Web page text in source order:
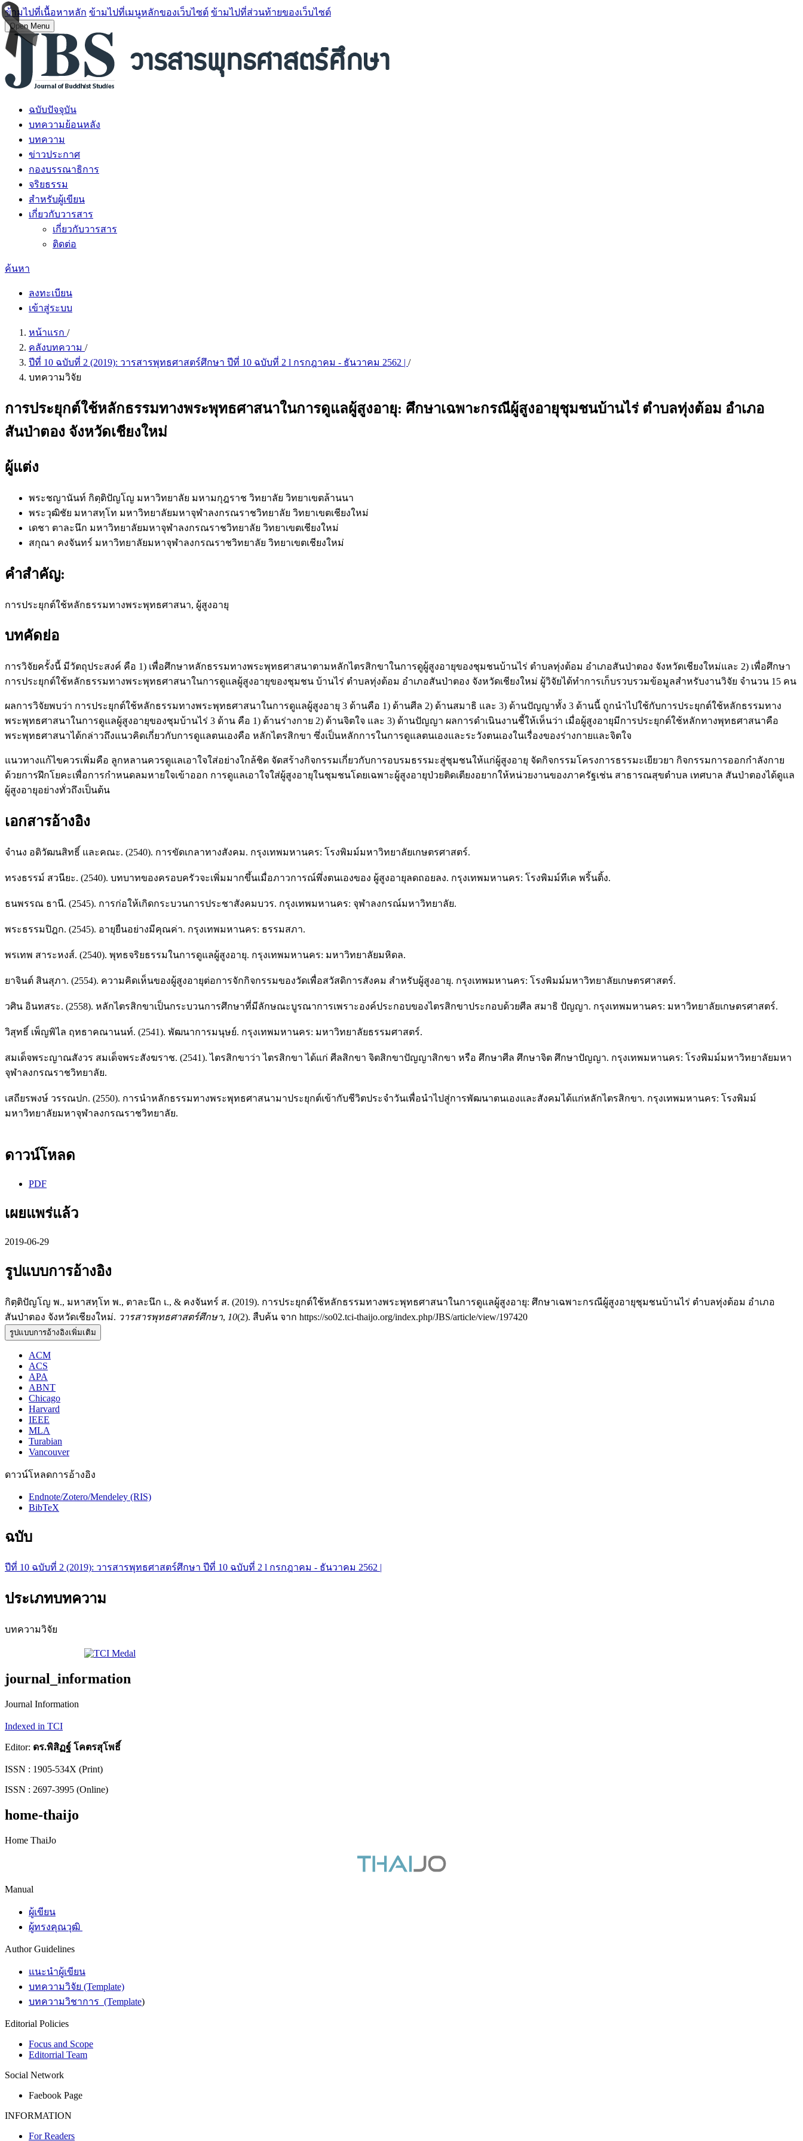
ข้ามไปที่เนื้อหาหลัก ข้ามไปที่เมนูหลักของเว็บไซต์ ข้ามไปที่ส่วนท้ายของเว็บไซต์
Open Menu
ฉบับปัจจุบัน
บทความย้อนหลัง
บทความ
ข่าวประกาศ
กองบรรณาธิการ
จริยธรรม
สำหรับผู้เขียน
เกี่ยวกับวารสาร
เกี่ยวกับวารสาร
ติดต่อ
ค้นหา
ลงทะเบียน
เข้าสู่ระบบ
หน้าแรก /
คลังบทความ /
ปีที่ 10 ฉบับที่ 2 (2019): วารสารพุทธศาสตร์ศึกษา ปีที่ 10 ฉบับที่ 2 l กรกฎาคม - ธันวาคม 2562 | /
บทความวิจัย
การประยุกต์ใช้หลักธรรมทางพระพุทธศาสนาในการดูแลผู้สูงอายุ: ศึกษาเฉพาะกรณีผู้สูงอายุชุมชนบ้านไร่ ตำบลทุ่งต้อม อำเภอ
สันป่าตอง จังหวัดเชียงใหม่
ผู้แต่ง
พระชญานันท์ กิตฺติปัญโญ มหาวิทยาลัย มหามกุฎราช วิทยาลัย วิทยาเขตล้านนา
พระวุฒิชัย มหาสทฺโท มหาวิทยาลัยมหาจุฬาลงกรณราชวิทยาลัย วิทยาเขตเชียงใหม่
เดชา ตาละนึก มหาวิทยาลัยมหาจุฬาลงกรณราชวิทยาลัย วิทยาเขตเชียงใหม่
สกุณา คงจันทร์ มหาวิทยาลัยมหาจุฬาลงกรณราชวิทยาลัย วิทยาเขตเชียงใหม่
คำสำคัญ:
การประยุกต์ใช้หลักธรรมทางพระพุทธศาสนา, ผู้สูงอายุ
บทคัดย่อ
การวิจัยครั้งนี้ มีวัตถุประสงค์ คือ 1) เพื่อศึกษาหลักธรรมทางพระพุทธศาสนาตามหลักไตรสิกขาในการดูผู้สูงอายุของชุมชนบ้านไร่ ตำบลทุ่งต้อม อำเภอสันป่าตอง จังหวัดเชียงใหม่และ 2) เพื่อศึกษา
การประยุกต์ใช้หลักธรรมทางพระพุทธศาสนาในการดูแลผู้สูงอายุของชุมชน บ้านไร่ ตำบลทุ่งต้อม อำเภอสันป่าตอง จังหวัดเชียงใหม่ ผู้วิจัยได้ทำการเก็บรวบรวมข้อมูลสำหรับงานวิจัย จำนวน 15 คน
ผลการวิจัยพบว่า การประยุกต์ใช้หลักธรรมทางพระพุทธศาสนาในการดูแลผู้สูงอายุ 3 ด้านคือ 1) ด้านศีล 2) ด้านสมาธิ และ 3) ด้านปัญญาทั้ง 3 ด้านนี้ ถูกนำไปใช้กับการประยุกต์ใช้หลักธรรมทาง
พระพุทธศาสนาในการดูแลผู้สูงอายุของชุมบ้านไร่ 3 ด้าน คือ 1) ด้านร่างกาย 2) ด้านจิตใจ และ 3) ด้านปัญญา ผลการดำเนินงานชี้ให้เห็นว่า เมื่อผู้สูงอายุมีการประยุกต์ใช้หลักทางพุทธศาสนาคือ
พระพุทธศาสนาได้กล่าวถึงแนวคิดเกี่ยวกับการดูแลตนเองคือ หลักไตรสิกขา ซึ่งเป็นหลักการในการดูแลตนเองและระวังตนเองในเรื่องของร่างกายและจิตใจ
แนวทางแก้ไขควรเพิ่มคือ ลูกหลานควรดูแลเอาใจใส่อย่างใกล้ชิด จัดสร้างกิจกรรมเกี่ยวกับการอบรมธรรมะสู่ชุมชนให้แก่ผู้สูงอายุ จัดกิจกรรมโครงการธรรมะเยียวยา กิจกรรมการออกกำลังกาย
ด้วยการฝึกโยคะเพื่อการกำหนดลมหายใจเข้าออก การดูแลเอาใจใส่ผู้สูงอายุในชุมชนโดยเฉพาะผู้สูงอายุป่วยติดเตียงอยากให้หน่วยงานของภาครัฐเช่น สาธารณสุขตำบล เทศบาล สันป่าตองได้ดูแล
ผู้สูงอายุอย่างทั่วถึงเป็นต้น
เอกสารอ้างอิง
จำนง อดิวัฒนสิทธิ์ และคณะ. (2540). การขัดเกลาทางสังคม. กรุงเทพมหานคร: โรงพิมม์มหาวิทยาลัยเกษตรศาสตร์.
ทรงธรรม์ สวนียะ. (2540). บทบาทของครอบครัวจะเพิ่มมากขึ้นเมื่อภาวการณ์พึ่งตนเองของ ผู้สูงอายุลดถอยลง. กรุงเทพมหานคร: โรงพิมม์ทีเค พริ้นติ้ง.
ธนพรรณ ธานี. (2545). การก่อให้เกิดกระบวนการประชาสังคมบวร. กรุงเทพมหานคร: จุฬาลงกรณ์มหาวิทยาลัย.
พระธรรมปิฎก. (2545). อายุยืนอย่างมีคุณค่า. กรุงเทพมหานคร: ธรรมสภา.
พรเทพ สาระหงส์. (2540). พุทธจริยธรรมในการดูแลผู้สูงอายุ. กรุงเทพมหานคร: มหาวิทยาลัยมหิดล.
ยาจินต์ สินสุภา. (2554). ความคิดเห็นของผู้สูงอายุต่อการจักกิจกรรมของวัดเพื่อสวัสดิการสังคม สำหรับผู้สูงอายุ. กรุงเทพมหานคร: โรงพิมม์มหาวิทยาลัยเกษตรศาสตร์.
วศิน อินทสระ. (2558). หลักไตรสิกขาเป็นกระบวนการศึกษาที่มีลักษณะบูรณาการเพราะองค์ประกอบของไตรสิกขาประกอบด้วยศีล สมาธิ ปัญญา. กรุงเทพมหานคร: มหาวิทยาลัยเกษตรศาสตร์.
วิสุทธิ์ เพ็ญพิไล ฤทธาคณานนท์. (2541). พัฒนาการมนุษย์. กรุงเทพมหานคร: มหาวิทยาลัยธรรมศาสตร์.
สมเด็จพระญาณสังวร สมเด็จพระสังฆราช. (2541). ไตรสิกขาว่า ไตรสิกขา ได้แก่ ศีลสิกขา จิตสิกขาปัญญาสิกขา หรือ ศึกษาศีล ศึกษาจิต ศึกษาปัญญา. กรุงเทพมหานคร: โรงพิมม์มหาวิทยาลัยมหา
จุฬาลงกรณราชวิทยาลัย.
เสถียรพงษ์ วรรณปก. (2550). การนําหลักธรรมทางพระพุทธศาสนามาประยุกต์เข้ากับชีวิตประจําวันเพื่อนําไปสู่การพัฒนาตนเองและสังคมได้แก่หลักไตรสิกขา. กรุงเทพมหานคร: โรงพิมม์
มหาวิทยาลัยมหาจุฬาลงกรณราชวิทยาลัย.
ดาวน์โหลด
PDF
เผยแพร่แล้ว
2019-06-29
รูปแบบการอ้างอิง
กิตฺติปัญโญ พ., มหาสทฺโท พ., ตาละนึก เ., & คงจันทร์ ส. (2019). การประยุกต์ใช้หลักธรรมทางพระพุทธศาสนาในการดูแลผู้สูงอายุ: ศึกษาเฉพาะกรณีผู้สูงอายุชุมชนบ้านไร่ ตำบลทุ่งต้อม อำเภอ
สันป่าตอง จังหวัดเชียงใหม่. วารสารพุทธศาสตร์ศึกษา, 10(2). สืบค้น จาก https://so02.tci-thaijo.org/index.php/JBS/article/view/197420
รูปแบบการอ้างอิงเพิ่มเติม
ACM
ACS
APA
ABNT
Chicago
Harvard
IEEE
MLA
Turabian
Vancouver
ดาวน์โหลดการอ้างอิง
Endnote/Zotero/Mendeley (RIS)
BibTeX
ฉบับ
ปีที่ 10 ฉบับที่ 2 (2019): วารสารพุทธศาสตร์ศึกษา ปีที่ 10 ฉบับที่ 2 l กรกฎาคม - ธันวาคม 2562 |
ประเภทบทความ
บทความวิจัย
journal_information
Journal Information
Indexed in TCI
Editor: ดร.พิสิฏฐ์ โคตรสุโพธิ์
ISSN : 1905-534X (Print)
ISSN : 2697-3995 (Online)
home-thaijo
Home ThaiJo
Manual
ผู้เขียน
ผู้ทรงคุณวุฒิ
Author Guidelines
แนะนำผู้เขียน
บทความวิจัย (Template)
บทความวิชาการ (Template)
Editorial Policies
Focus and Scope
Editorrial Team
Social Network
Faebook Page
INFORMATION
For Readers